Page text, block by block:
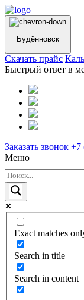
Будённовск
Cкачать прайс
Быстрый ответ в
Заказать звонок +7
Меню
Exact matches
Search in title
Search in content